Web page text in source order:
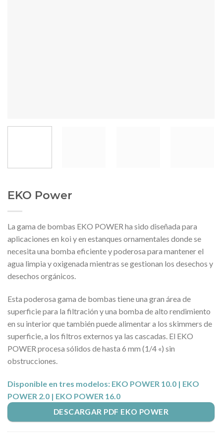
EKO Power
La gama de bombas EKO POWER ha sido diseñada para
aplicaciones en koi y en estanques ornamentales donde se
necesita una bomba eficiente y poderosa para mantener el
agua limpia y oxigenada mientras se gestionan los desechos y
desechos orgánicos.
Esta poderosa gama de bombas tiene una gran área de
superficie para la filtración y una bomba de alto rendimiento
en su interior que también puede alimentar a los skimmers de
superficie, a los filtros externos ya las cascadas. El EKO
POWER procesa sólidos de hasta 6 mm (1/4 «) sin
obstrucciones.
Disponible en tres modelos: EKO POWER 10.0 | EKO
POWER 2.0 | EKO POWER 16.0
DESCARGAR PDF EKO POWER